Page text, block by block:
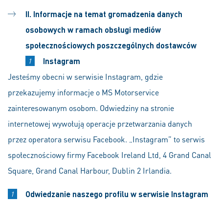
II. Informacje na temat gromadzenia danych
osobowych w ramach obsługi mediów
społecznościowych poszczególnych dostawców
Instagram
Jesteśmy obecni w serwisie Instagram, gdzie
przekazujemy informacje o MS Motorservice
zainteresowanym osobom. Odwiedziny na stronie
internetowej wywołują operacje przetwarzania danych
przez operatora serwisu Facebook. „Instagram” to serwis
społecznościowy firmy Facebook Ireland Ltd, 4 Grand Canal
Square, Grand Canal Harbour, Dublin 2 Irlandia.
Odwiedzanie naszego profilu w serwisie Instagram